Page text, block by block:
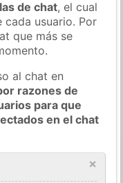
de chat, el cual
cada usuario. Por
que más se
al chat en
razones de
para que
en el chat
×